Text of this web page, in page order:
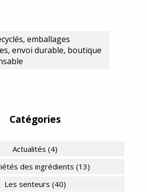
emballages
envoi durable, boutique
Catégories
Actualités (4)
des ingrédients (13)
Les senteurs (40)